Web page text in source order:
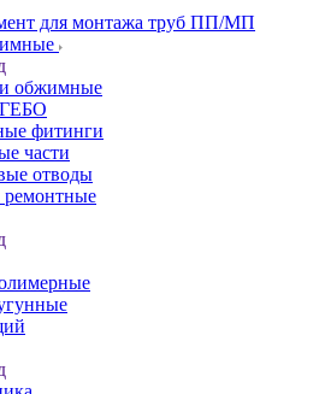
для монтажа труб ПП/МП
обжимные
фитинги
части
отводы